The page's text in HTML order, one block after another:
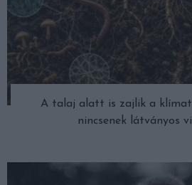
A talaj alatt is zajlik a
nincsenek látványos